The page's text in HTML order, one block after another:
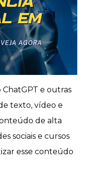
e outras
texto, vídeo e
de alta
sociais e cursos
esse conteúdo